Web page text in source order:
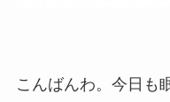
こんばんわ。今日も